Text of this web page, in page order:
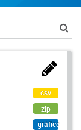
csv
zip
gráfico